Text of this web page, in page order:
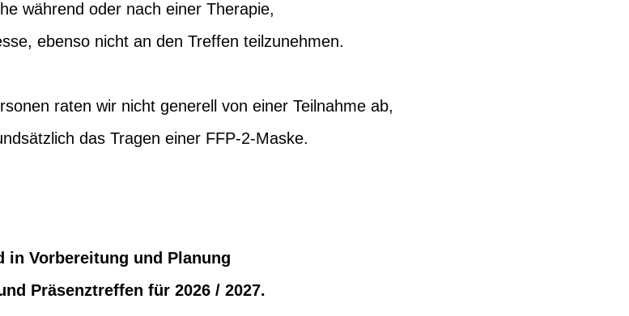
während oder nach einer Therapie,
ebenso nicht an den Treffen teilzunehmen.
raten wir nicht generell von einer Teilnahme ab,
das Tragen einer FFP-2-Maske.
in Vorbereitung und Planung
Präsenztreffen für 2026 / 2027.